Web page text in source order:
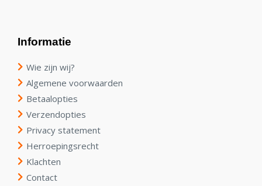
Informatie
Wie zijn wij?
Algemene voorwaarden
Betaalopties
Verzendopties
Privacy statement
Herroepingsrecht
Klachten
Contact